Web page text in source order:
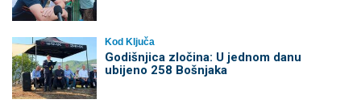
Kod Ključa
Godišnjica zločina: U jednom danu
ubijeno 258 Bošnjaka